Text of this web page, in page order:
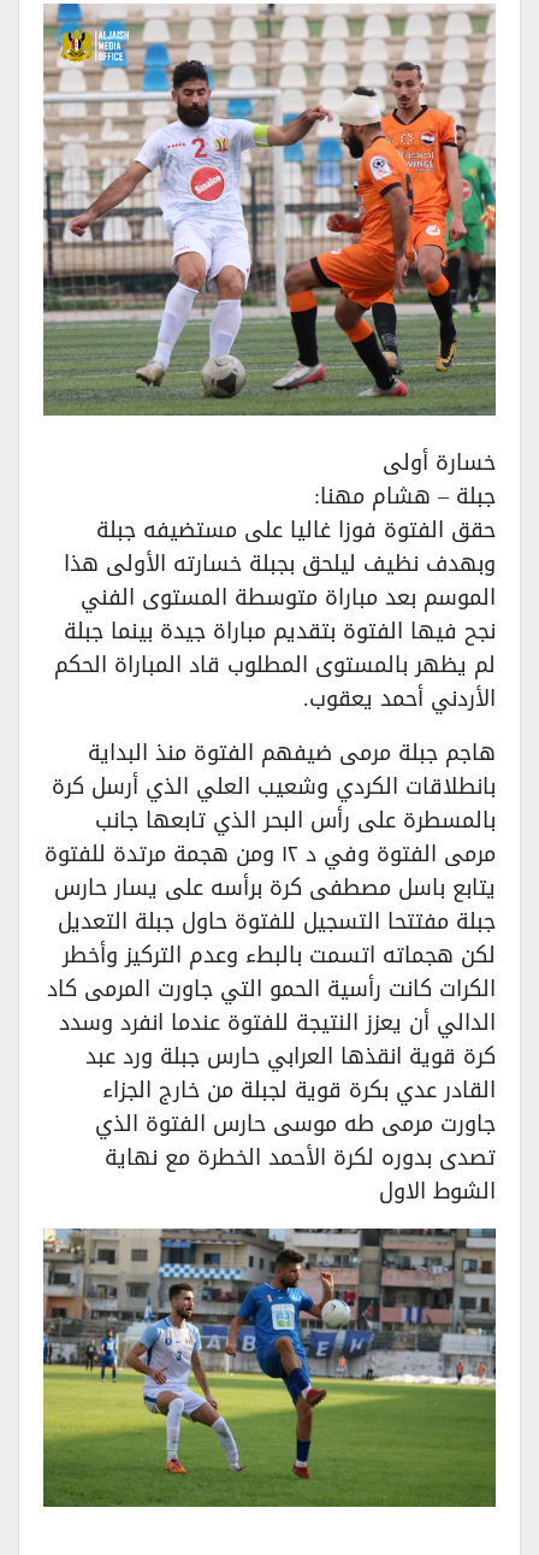
خسارة أولى
جبلة – هشام مهنا:
حقق الفتوة فوزا غاليا على مستضيفه جبلة
وبهدف نظيف ليلحق بجبلة خسارته الأولى هذا
الموسم بعد مباراة متوسطة المستوى الفني
نجح فيها الفتوة بتقديم مباراة جيدة بينما جبلة
لم يظهر بالمستوى المطلوب قاد المباراة الحكم
الأردني أحمد يعقوب.
هاجم جبلة مرمى ضيفهم الفتوة منذ البداية
بانطلاقات الكردي وشعيب العلي الذي أرسل كرة
بالمسطرة على رأس البحر الذي تابعها جانب
مرمى الفتوة وفي د ١٢ ومن هجمة مرتدة للفتوة
يتابع باسل مصطفى كرة برأسه على يسار حارس
جبلة مفتتحا التسجيل للفتوة حاول جبلة التعديل
لكن هجماته اتسمت بالبطء وعدم التركيز وأخطر
الكرات كانت رأسية الحمو التي جاورت المرمى كاد
الدالي أن يعزز النتيجة للفتوة عندما انفرد وسدد
كرة قوية انقذها العرابي حارس جبلة ورد عبد
القادر عدي بكرة قوية لجبلة من خارج الجزاء
جاورت مرمى طه موسى حارس الفتوة الذي
تصدى بدوره لكرة الأحمد الخطرة مع نهاية
الشوط الاول